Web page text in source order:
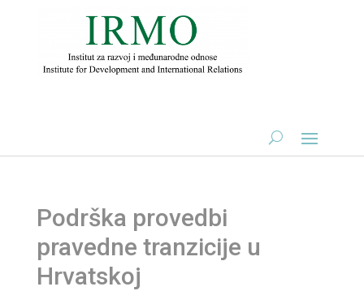
Podrška provedbi
pravedne tranzicije u
Hrvatskoj